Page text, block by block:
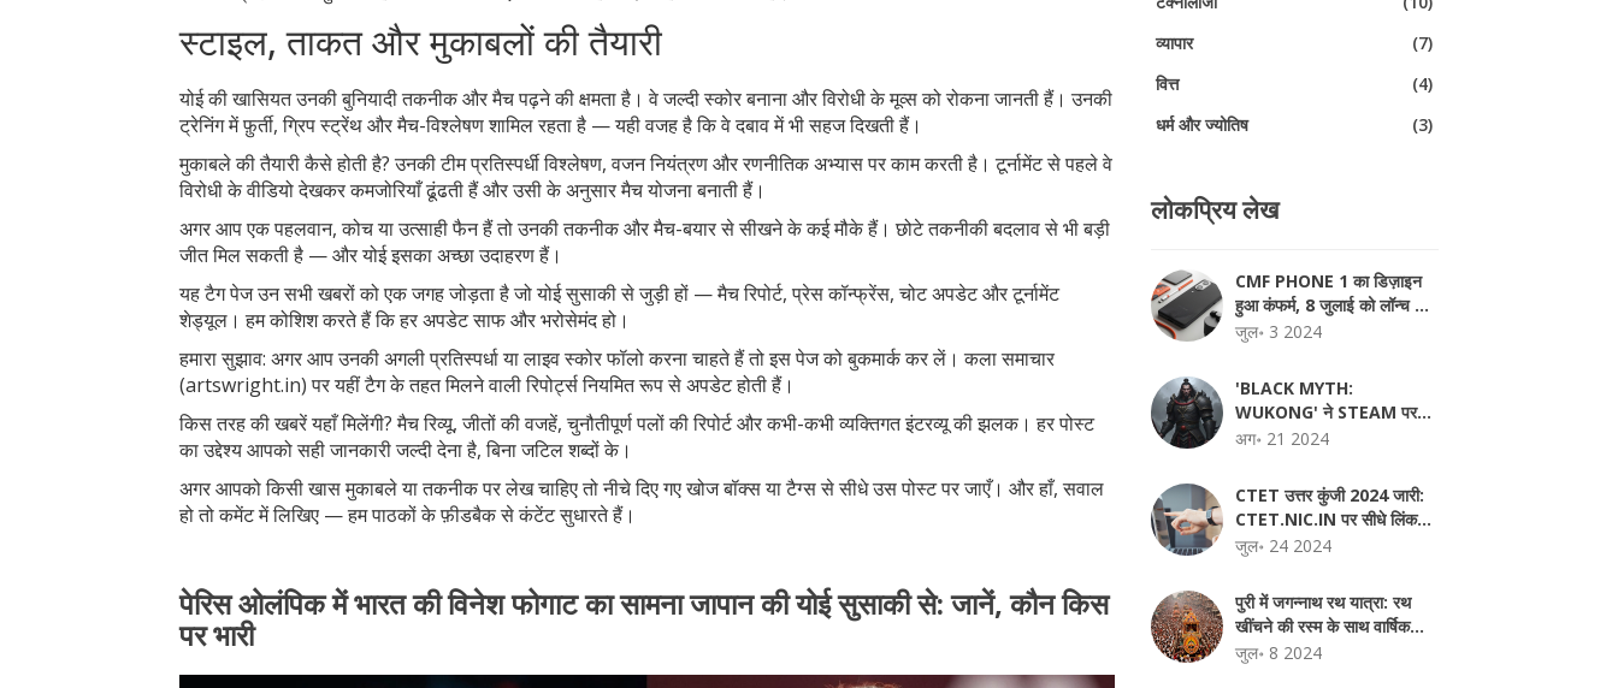
स्टाइल, ताकत और मुकाबलों की तैयारी
योई की खासियत उनकी बुनियादी तकनीक और मैच पढ़ने की क्षमता है। वे जल्दी स्कोर बनाना और विरोधी के मूव्स को रोकना जानती हैं। उनकी
ट्रेनिंग में फ़ुर्ती, ग्रिप स्ट्रेंथ और मैच-विश्लेषण शामिल रहता है — यही वजह है कि वे दबाव में भी सहज दिखती हैं।
मुकाबले की तैयारी कैसे होती है? उनकी टीम प्रतिस्पर्धी विश्लेषण, वजन नियंत्रण और रणनीतिक अभ्यास पर काम करती है। टूर्नामेंट से पहले वे
विरोधी के वीडियो देखकर कमजोरियाँ ढूंढती हैं और उसी के अनुसार मैच योजना बनाती हैं।
अगर आप एक पहलवान, कोच या उत्साही फैन हैं तो उनकी तकनीक और मैच-बयार से सीखने के कई मौके हैं। छोटे तकनीकी बदलाव से भी बड़ी
जीत मिल सकती है — और योई इसका अच्छा उदाहरण हैं।
यह टैग पेज उन सभी खबरों को एक जगह जोड़ता है जो योई सुसाकी से जुड़ी हों — मैच रिपोर्ट, प्रेस कॉन्फ्रेंस, चोट अपडेट और टूर्नामेंट
शेड्यूल। हम कोशिश करते हैं कि हर अपडेट साफ और भरोसेमंद हो।
हमारा सुझाव: अगर आप उनकी अगली प्रतिस्पर्धा या लाइव स्कोर फॉलो करना चाहते हैं तो इस पेज को बुकमार्क कर लें। कला समाचार
(artswright.in) पर यहीं टैग के तहत मिलने वाली रिपोर्ट्स नियमित रूप से अपडेट होती हैं।
किस तरह की खबरें यहाँ मिलेंगी? मैच रिव्यू, जीतों की वजहें, चुनौतीपूर्ण पलों की रिपोर्ट और कभी-कभी व्यक्तिगत इंटरव्यू की झलक। हर पोस्ट
का उद्देश्य आपको सही जानकारी जल्दी देना है, बिना जटिल शब्दों के।
अगर आपको किसी खास मुकाबले या तकनीक पर लेख चाहिए तो नीचे दिए गए खोज बॉक्स या टैग्स से सीधे उस पोस्ट पर जाएँ। और हाँ, सवाल
हो तो कमेंट में लिखिए — हम पाठकों के फ़ीडबैक से कंटेंट सुधारते हैं।
पेरिस ओलंपिक में भारत की विनेश फोगाट का सामना जापान की योई सुसाकी से: जानें, कौन किस
पर भारी
व्यापार
(7)
वित्त
(4)
धर्म और ज्योतिष
(3)
लोकप्रिय लेख
CMF PHONE 1 का डिज़ाइन
हुआ कंफर्म, 8 जुलाई को लॉन्च से
पहले देखिए खासियतें
जुल॰ 3 2024
'BLACK MYTH:
WUKONG' ने STEAM पर
'ELDEN RING' और
रिकॉर्ड तोड़े
अग॰ 21 2024
CTET उत्तर कुंजी 2024 जारी:
CTET.NIC.IN पर सीधे लिंक
और जांच करने की चरण-दर-चरण
जुल॰ 24 2024
पुरी में जगन्नाथ रथ यात्रा: रथ
खींचने की रस्म के साथ वार्षिक
महोत्सव की हुई शुरुआत
जुल॰ 8 2024